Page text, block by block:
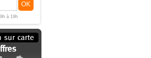
OK
à 19h